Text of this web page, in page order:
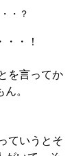
・？
・！
を言ってか
。
ていうとそ